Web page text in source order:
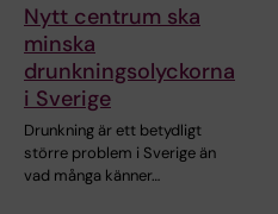
Nytt centrum ska
minska
drunkningsolyckorna
i Sverige
Drunkning är ett betydligt
större problem i Sverige än
vad många känner…